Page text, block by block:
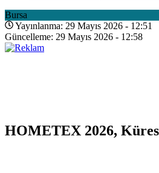
Bursa
Yayınlanma: 29 Mayıs 2026 - 12:51
Güncelleme: 29 Mayıs 2026 - 12:58
HOMETEX 2026,